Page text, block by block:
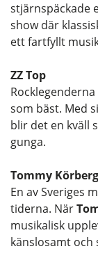
stjärnspäckade
show där
ett fartfyllt
ZZ Top
Rocklegenderna
som bäst. Med
blir det en kväll
gunga.
Tommy Körberg
En av Sveriges
tiderna. När
musikalisk
känslosamt och